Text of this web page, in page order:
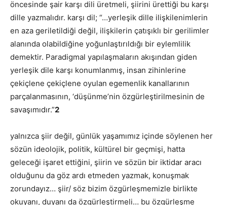
öncesinde şair karşı dili üretmeli, şiirini ürettiği bu karşı
dille yazmalıdır. karşı dil; “…yerleşik dille ilişkilenimlerin
en aza geriletildiği değil, ilişkilerin çatışıklı bir gerilimler
alanında olabildiğine yoğunlaştırıldığı bir eylemlilik
demektir. Paradigmal yapılaşmaların akışından giden
yerleşik dile karşı konumlanmış, insan zihinlerine
çekiçlene çekiçlene oyulan egemenlik kanallarının
parçalanmasının, ‘düşünme’nin özgürleştirilmesinin de
savaşımıdır.”2
yalnızca şiir değil, günlük yaşamımız içinde söylenen her
sözün ideolojik, politik, kültürel bir geçmişi, hatta
geleceği işaret ettiğini, şiirin ve sözün bir iktidar aracı
olduğunu da göz ardı etmeden yazmak, konuşmak
zorundayız… şiir/ söz bizim özgürleşmemizle birlikte
okuyanı, duyanı da özgürleştirmeli… bu özgürleşme